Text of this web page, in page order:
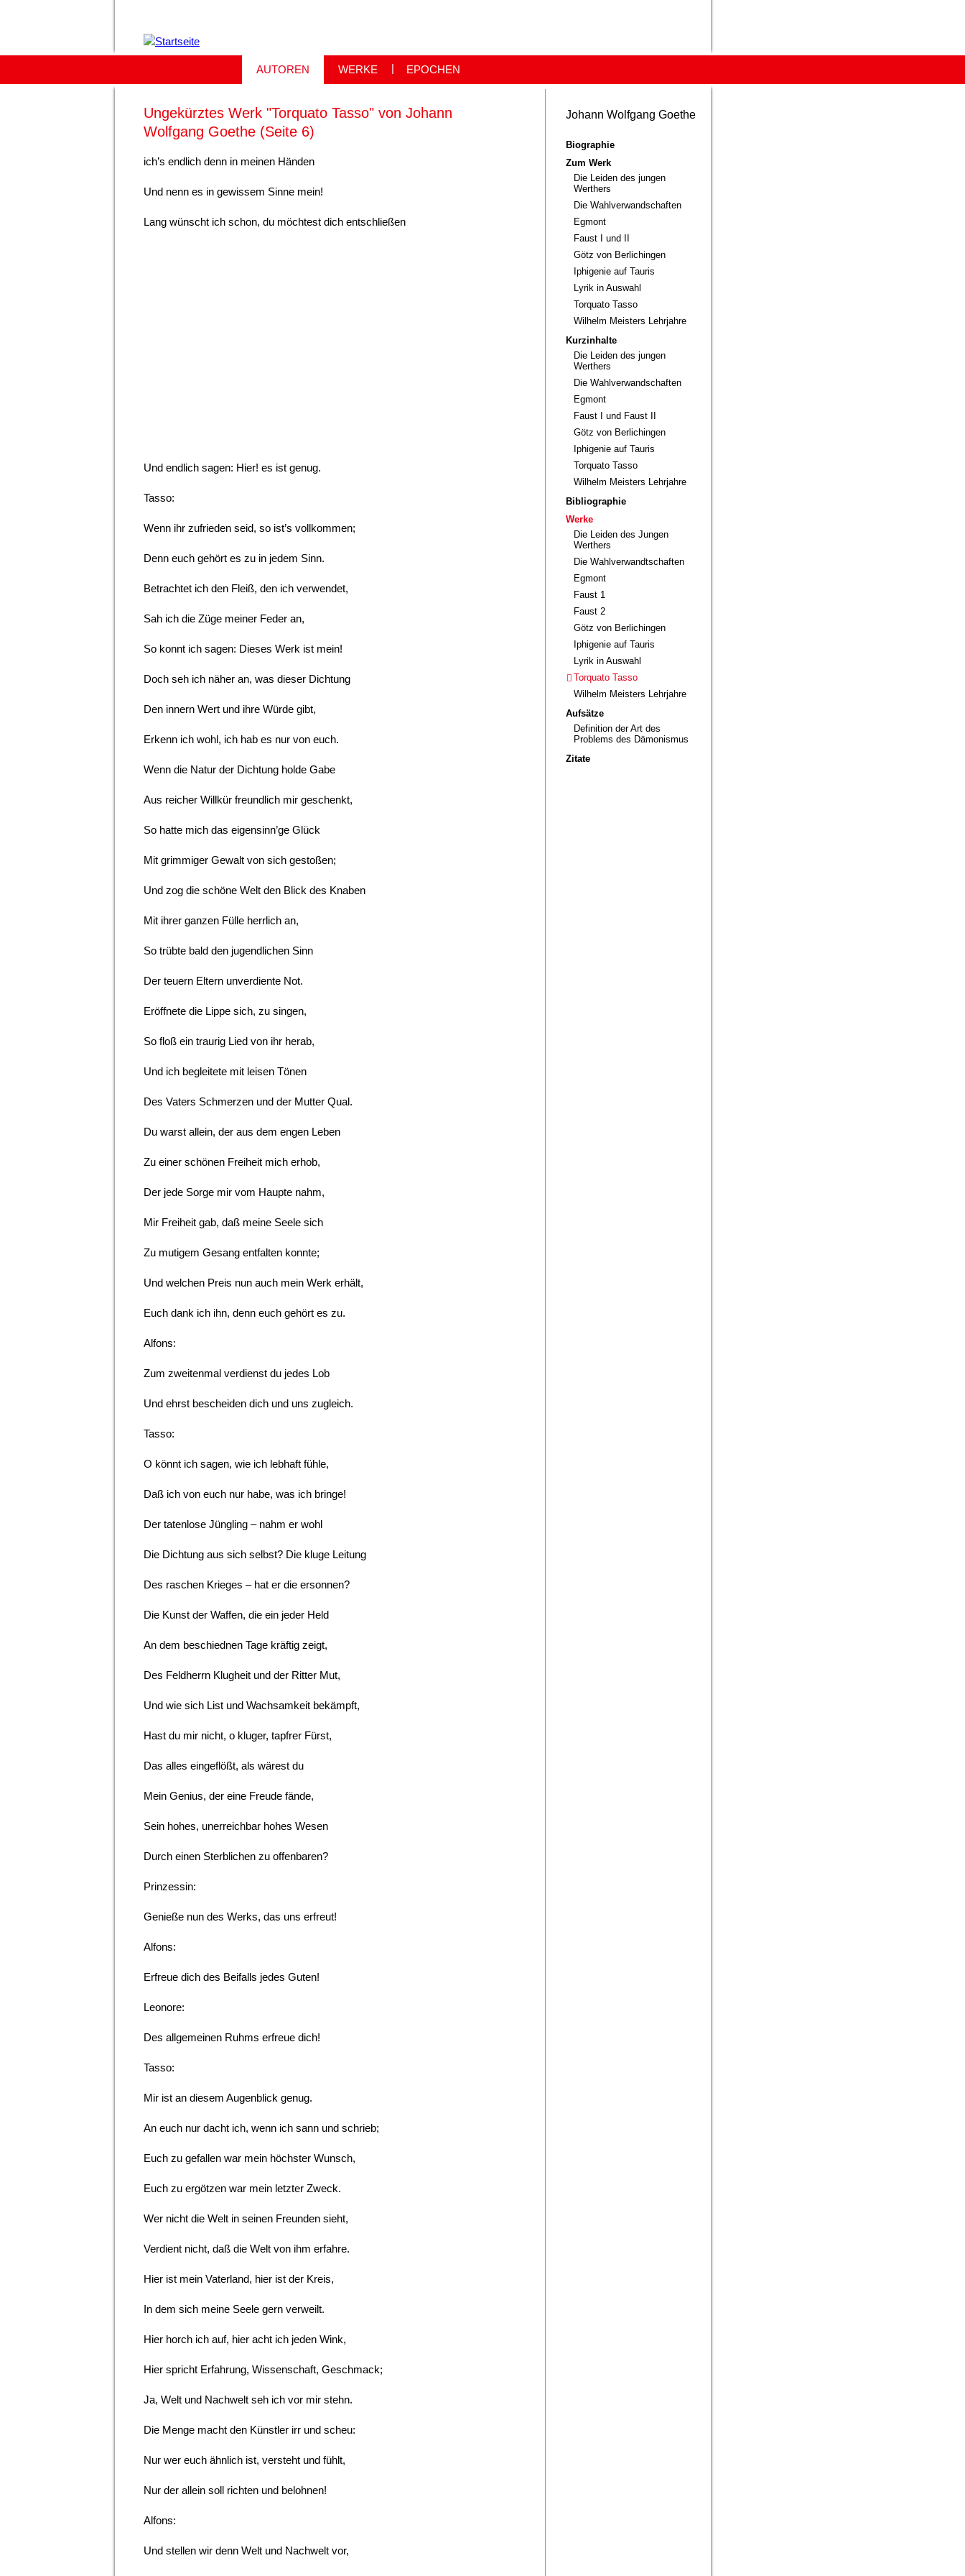
AUTOREN WERKE EPOCHEN
Ungekürztes Werk "Torquato Tasso" von Johann
Wolfgang Goethe (Seite 6)
ich’s endlich denn in meinen Händen
Und nenn es in gewissem Sinne mein!
Lang wünscht ich schon, du möchtest dich entschließen
Und endlich sagen: Hier! es ist genug.
Tasso:
Wenn ihr zufrieden seid, so ist’s vollkommen;
Denn euch gehört es zu in jedem Sinn.
Betrachtet ich den Fleiß, den ich verwendet,
Sah ich die Züge meiner Feder an,
So konnt ich sagen: Dieses Werk ist mein!
Doch seh ich näher an, was dieser Dichtung
Den innern Wert und ihre Würde gibt,
Erkenn ich wohl, ich hab es nur von euch.
Wenn die Natur der Dichtung holde Gabe
Aus reicher Willkür freundlich mir geschenkt,
So hatte mich das eigensinn’ge Glück
Mit grimmiger Gewalt von sich gestoßen;
Und zog die schöne Welt den Blick des Knaben
Mit ihrer ganzen Fülle herrlich an,
So trübte bald den jugendlichen Sinn
Der teuern Eltern unverdiente Not.
Eröffnete die Lippe sich, zu singen,
So floß ein traurig Lied von ihr herab,
Und ich begleitete mit leisen Tönen
Des Vaters Schmerzen und der Mutter Qual.
Du warst allein, der aus dem engen Leben
Zu einer schönen Freiheit mich erhob,
Der jede Sorge mir vom Haupte nahm,
Mir Freiheit gab, daß meine Seele sich
Zu mutigem Gesang entfalten konnte;
Und welchen Preis nun auch mein Werk erhält,
Euch dank ich ihn, denn euch gehört es zu.
Alfons:
Zum zweitenmal verdienst du jedes Lob
Und ehrst bescheiden dich und uns zugleich.
Tasso:
O könnt ich sagen, wie ich lebhaft fühle,
Daß ich von euch nur habe, was ich bringe!
Der tatenlose Jüngling – nahm er wohl
Die Dichtung aus sich selbst? Die kluge Leitung
Des raschen Krieges – hat er die ersonnen?
Die Kunst der Waffen, die ein jeder Held
An dem beschiednen Tage kräftig zeigt,
Des Feldherrn Klugheit und der Ritter Mut,
Und wie sich List und Wachsamkeit bekämpft,
Hast du mir nicht, o kluger, tapfrer Fürst,
Das alles eingeflößt, als wärest du
Mein Genius, der eine Freude fände,
Sein hohes, unerreichbar hohes Wesen
Durch einen Sterblichen zu offenbaren?
Prinzessin:
Genieße nun des Werks, das uns erfreut!
Alfons:
Erfreue dich des Beifalls jedes Guten!
Leonore:
Des allgemeinen Ruhms erfreue dich!
Tasso:
Mir ist an diesem Augenblick genug.
An euch nur dacht ich, wenn ich sann und schrieb;
Euch zu gefallen war mein höchster Wunsch,
Euch zu ergötzen war mein letzter Zweck.
Wer nicht die Welt in seinen Freunden sieht,
Verdient nicht, daß die Welt von ihm erfahre.
Hier ist mein Vaterland, hier ist der Kreis,
In dem sich meine Seele gern verweilt.
Hier horch ich auf, hier acht ich jeden Wink,
Hier spricht Erfahrung, Wissenschaft, Geschmack;
Ja, Welt und Nachwelt seh ich vor mir stehn.
Die Menge macht den Künstler irr und scheu:
Nur wer euch ähnlich ist, versteht und fühlt,
Nur der allein soll richten und belohnen!
Alfons:
Und stellen wir denn Welt und Nachwelt vor,
Johann Wolfgang Goethe
Biographie
Zum Werk
Die Leiden des jungen
Werthers
Die Wahlverwandschaften
Egmont
Faust I und II
Götz von Berlichingen
Iphigenie auf Tauris
Lyrik in Auswahl
Torquato Tasso
Wilhelm Meisters Lehrjahre
Kurzinhalte
Die Leiden des jungen
Werthers
Die Wahlverwandschaften
Egmont
Faust I und Faust II
Götz von Berlichingen
Iphigenie auf Tauris
Torquato Tasso
Wilhelm Meisters Lehrjahre
Bibliographie
Werke
Die Leiden des Jungen
Werthers
Die Wahlverwandtschaften
Egmont
Faust 1
Faust 2
Götz von Berlichingen
Iphigenie auf Tauris
Lyrik in Auswahl
Torquato Tasso
Wilhelm Meisters Lehrjahre
Aufsätze
Definition der Art des
Problems des Dämonismus
Zitate